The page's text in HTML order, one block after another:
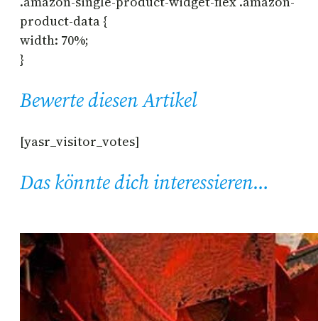
product-data {
width: 70%;
}
Bewerte diesen Artikel
[yasr_visitor_votes]
Das könnte dich interessieren…